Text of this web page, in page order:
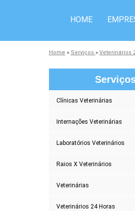
HOME
Home » Serviços » Veterinários
Clínicas Veterinárias
Internações Veterinárias
Laboratórios Veterinários
Raios X Veterinários
Veterinárias
Veterinários 24 Horas